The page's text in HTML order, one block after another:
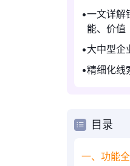
一文详解
能、价值
大中型企
精细化线
目录
一、功能